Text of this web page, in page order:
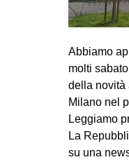
Abbiamo
molti
della novità
Milano nel
Leggiamo
La
su una